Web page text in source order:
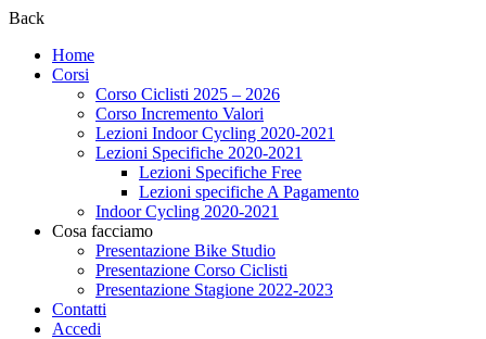
Back
Home
Corsi
Corso Ciclisti 2025 – 2026
Corso Incremento Valori
Lezioni Indoor Cycling 2020-2021
Lezioni Specifiche 2020-2021
Lezioni Specifiche Free
Lezioni specifiche A Pagamento
Indoor Cycling 2020-2021
Cosa facciamo
Presentazione Bike Studio
Presentazione Corso Ciclisti
Presentazione Stagione 2022-2023
Contatti
Accedi